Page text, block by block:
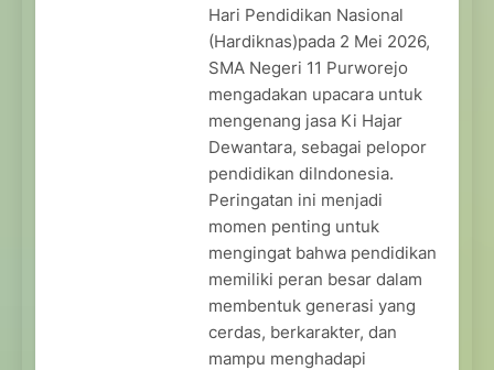
Hari Pendidikan Nasional
(Hardiknas)pada 2 Mei 2026,
SMA Negeri 11 Purworejo
mengadakan upacara untuk
mengenang jasa Ki Hajar
Dewantara, sebagai pelopor
pendidikan diIndonesia.
Peringatan ini menjadi
momen penting untuk
mengingat bahwa pendidikan
memiliki peran besar dalam
membentuk generasi yang
cerdas, berkarakter, dan
mampu menghadapi